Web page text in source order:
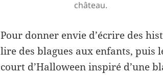
château.
Pour donner envie d’écrire des
lire des blagues aux enfants, puis
court d’Halloween inspiré d’une